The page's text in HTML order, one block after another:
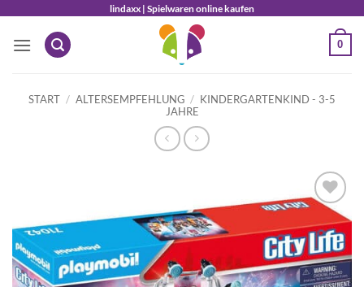
springen
lindaxx | Spielwaren online kaufen
0
START / ALTERSEMPFEHLUNG / KINDERGARTENKIND - 3-5
JAHRE
Wunschliste